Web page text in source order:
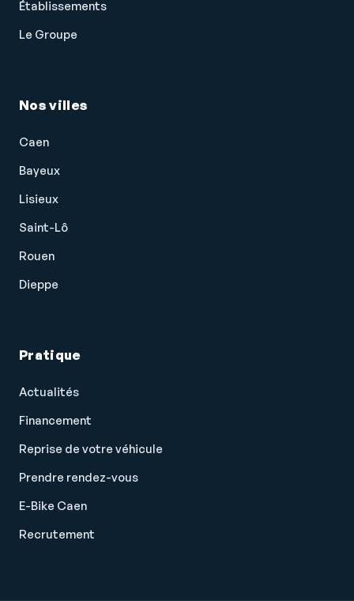
Établissements
Le Groupe
Nos villes
Caen
Bayeux
Lisieux
Saint-Lô
Rouen
Dieppe
Pratique
Actualités
Financement
Reprise de votre véhicule
Prendre rendez-vous
E-Bike Caen
Recrutement
les Cookies !